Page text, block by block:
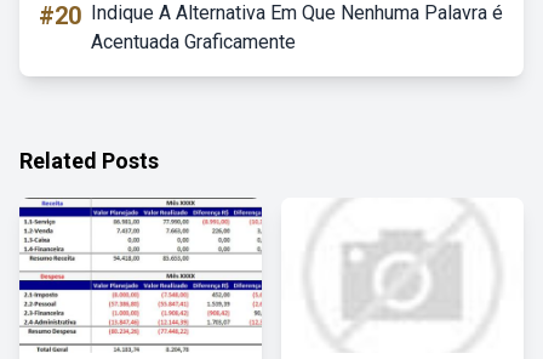
#20 Indique A Alternativa Em Que Nenhuma Palavra é
Acentuada Graficamente
Related Posts